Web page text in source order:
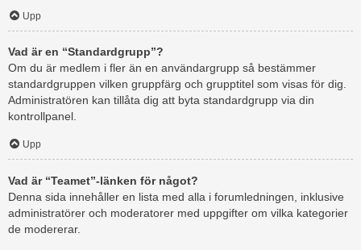
Upp
Vad är en “Standardgrupp”?
Om du är medlem i fler än en användargrupp så bestämmer
standardgruppen vilken gruppfärg och grupptitel som visas för dig.
Administratören kan tillåta dig att byta standardgrupp via din
kontrollpanel.
Upp
Vad är “Teamet”-länken för något?
Denna sida innehåller en lista med alla i forumledningen, inklusive
administratörer och moderatorer med uppgifter om vilka kategorier
de modererar.